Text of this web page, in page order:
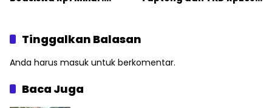
Bencana
Tinggalkan Balasan
Anda harus masuk untuk berkomentar.
Baca Juga